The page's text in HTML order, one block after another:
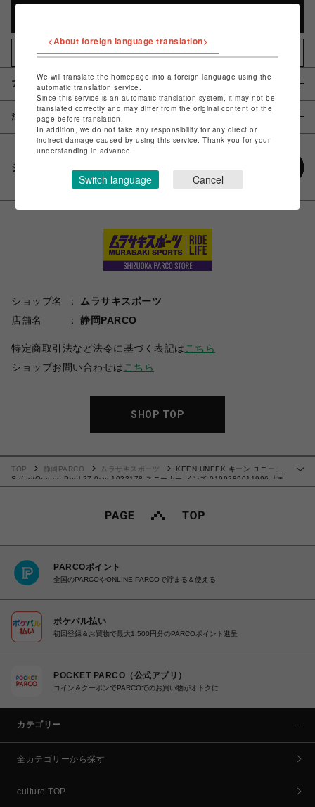
お気に入りアイテムに追加
アイテム説明 / 素材
注意事項
シェアする
ショップ名
ムラサキスポーツ
店舗名
静岡PARCO
特定商取引法など法令に基づく表記は こちら
ショップお問い合わせは こちら
SHOP TOP
TOP 静岡PARCO ムラサキスポーツ
KEEN UNEEK キーン ユニーク
Safari/Orange Peel 27.0cm 1032178 スニーカー メンズ 0199289011996【送
料無料 北海道/沖縄/離島を除く】
PARCOポイント
全国のPARCOやONLINE PARCOで貯まる＆使える
ポケパル払い
初回登録＆お買物で最大1,500円分のPARCOポイント進呈
POCKET PARCO（公式アプリ）
コイン＆クーポンでPARCOでのお買い物がオトクに
カテゴリー
全カテゴリーから探す
culture TOP
<About foreign language translation>
We will translate the homepage into a foreign language using the
automatic translation service.
Since this service is an automatic translation system, it may not be
translated correctly and may differ from the original content of the
page before translation.
In addition, we do not take any responsibility for any direct or
indirect damage caused by using this service. Thank you for your
understanding in advance.
Switch language Cancel